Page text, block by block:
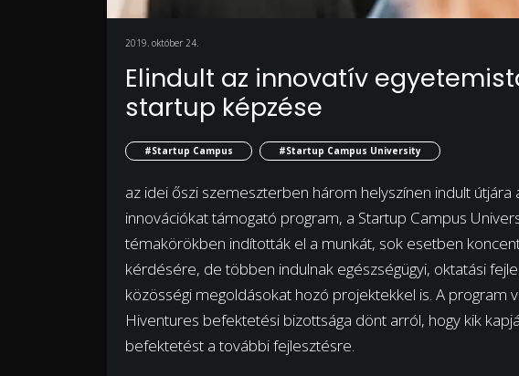
2019. október 24.
Elindult az innovatív
startup képzése
#Startup Campus #Startup Campus University
az idei őszi szemeszterben három helyszínen indult
innovációkat támogató program, a Startup Campus
témakörökben indították el a munkát, sok esetben
kérdésére, de többen indulnak egészségügyi, oktatási
közösségi megoldásokat hozó projektekkel is. A program
Hiventures befektetési bizottsága dönt arról, hogy kik
befektetést a további fejlesztésre.